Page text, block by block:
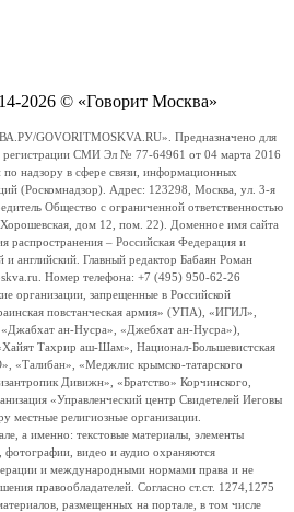
2026 © «Говорит Москва»
GOVORITMOSKVA.RU». Предназначено для
регистрации СМИ Эл № 77-64961 от 04 марта 2016
надзору в сфере связи, информационных
(Роскомнадзор). Адрес: 123298, Москва, ул. 3-я
Общество с ограниченной ответственностью
дом 12, пом. 22). Доменное имя сайта
– Российская Федерация и
английский. Главный редактор Бабаян Роман
Номер телефона: +7 (495) 950-62-26
организации, запрещенные в Российской
повстанческая армия» (УПА), «ИГИЛ»,
ан-Нусра», «Джебхат ан-Нусра»),
Тахрир аш-Шам», Национал-Большевистская
«Меджлис крымско-татарского
Дивижн», «Братство» Корчинского,
«Управленческий центр Свидетелей Иеговы
местные религиозные организации.
а именно: текстовые материалы, элементы
фотографии, видео и аудио охраняются
и международными нормами права и не
правообладателей. Согласно ст.ст. 1274,1275
размещенных на портале, в том числе